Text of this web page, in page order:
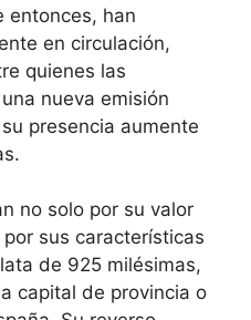
entonces, han
en circulación,
quienes las
nueva emisión
presencia aumente
no solo por su valor
sus características
de 925 milésimas,
capital de provincia o